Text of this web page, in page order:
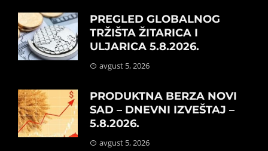
PREGLED GLOBALNOG
TRŽIŠTA ŽITARICA I
ULJARICA 5.8.2026.
avgust 5, 2026
PRODUKTNA BERZA NOVI
SAD – DNEVNI IZVEŠTAJ –
5.8.2026.
avgust 5, 2026